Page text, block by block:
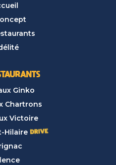
Ginko
Chartrons
Victoire
Hilaire